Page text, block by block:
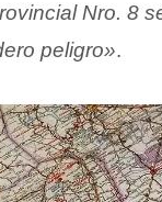
Nro. 8
peligro».